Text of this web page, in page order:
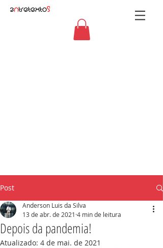
Post
Depois da pandemia!
Anderson Luis da Silva
13 de abr. de 2021 4 min de leitura
Atualizado: 4 de mai. de 2021